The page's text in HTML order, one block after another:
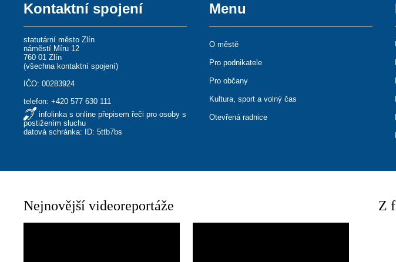
Kontaktní spojení
statutární město Zlín
náměstí Míru 12
760 01 Zlín
(všechna kontaktní spojení)
IČO: 00283924
telefon:+420 577 630 111
infolinka s online přepisem řeči pro osoby s
postižením sluchu
datová schránka: ID: 5ttb7bs
Menu
O městě
Pro podnikatele
Pro občany
Kultura, sport a volný čas
Otevřená radnice
Nejnovější videoreportáže Z